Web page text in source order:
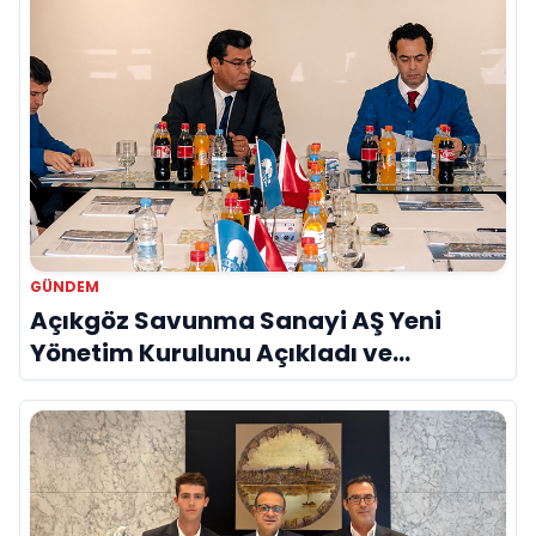
GÜNDEM
Açıkgöz Savunma Sanayi AŞ Yeni
Yönetim Kurulunu Açıkladı ve
Savunma Sanayinde Küresel Vizyon
Vurgusu